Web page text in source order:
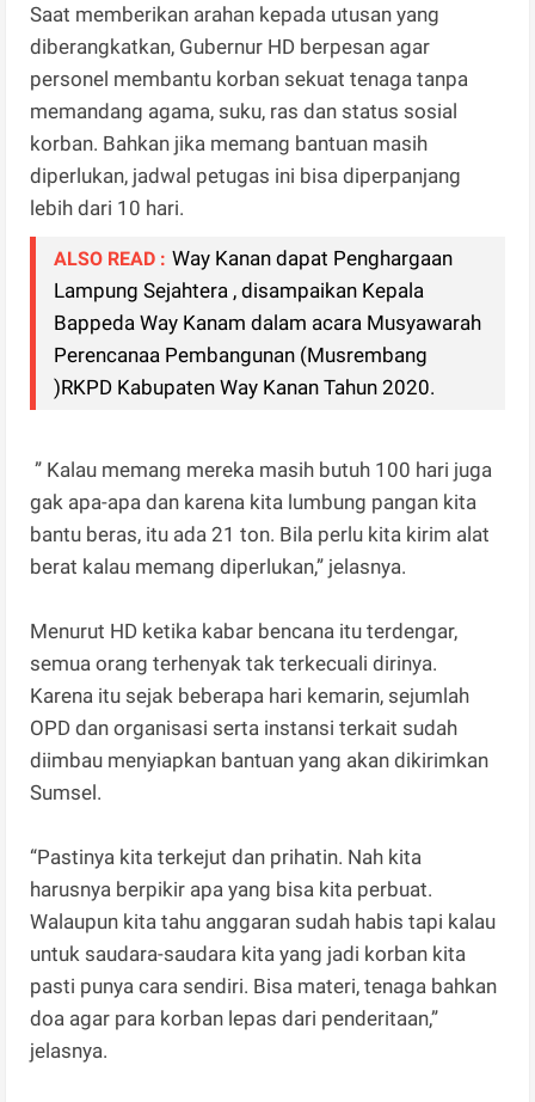
Saat memberikan arahan kepada utusan yang
diberangkatkan, Gubernur HD berpesan agar
personel membantu korban sekuat tenaga tanpa
memandang agama, suku, ras dan status sosial
korban. Bahkan jika memang bantuan masih
diperlukan, jadwal petugas ini bisa diperpanjang
lebih dari 10 hari.
ALSO READ : Way Kanan dapat Penghargaan
Lampung Sejahtera , disampaikan Kepala
Bappeda Way Kanam dalam acara Musyawarah
Perencanaa Pembangunan (Musrembang
)RKPD Kabupaten Way Kanan Tahun 2020.
” Kalau memang mereka masih butuh 100 hari juga
gak apa-apa dan karena kita lumbung pangan kita
bantu beras, itu ada 21 ton. Bila perlu kita kirim alat
berat kalau memang diperlukan,” jelasnya.
Menurut HD ketika kabar bencana itu terdengar,
semua orang terhenyak tak terkecuali dirinya.
Karena itu sejak beberapa hari kemarin, sejumlah
OPD dan organisasi serta instansi terkait sudah
diimbau menyiapkan bantuan yang akan dikirimkan
Sumsel.
“Pastinya kita terkejut dan prihatin. Nah kita
harusnya berpikir apa yang bisa kita perbuat.
Walaupun kita tahu anggaran sudah habis tapi kalau
untuk saudara-saudara kita yang jadi korban kita
pasti punya cara sendiri. Bisa materi, tenaga bahkan
doa agar para korban lepas dari penderitaan,”
jelasnya.